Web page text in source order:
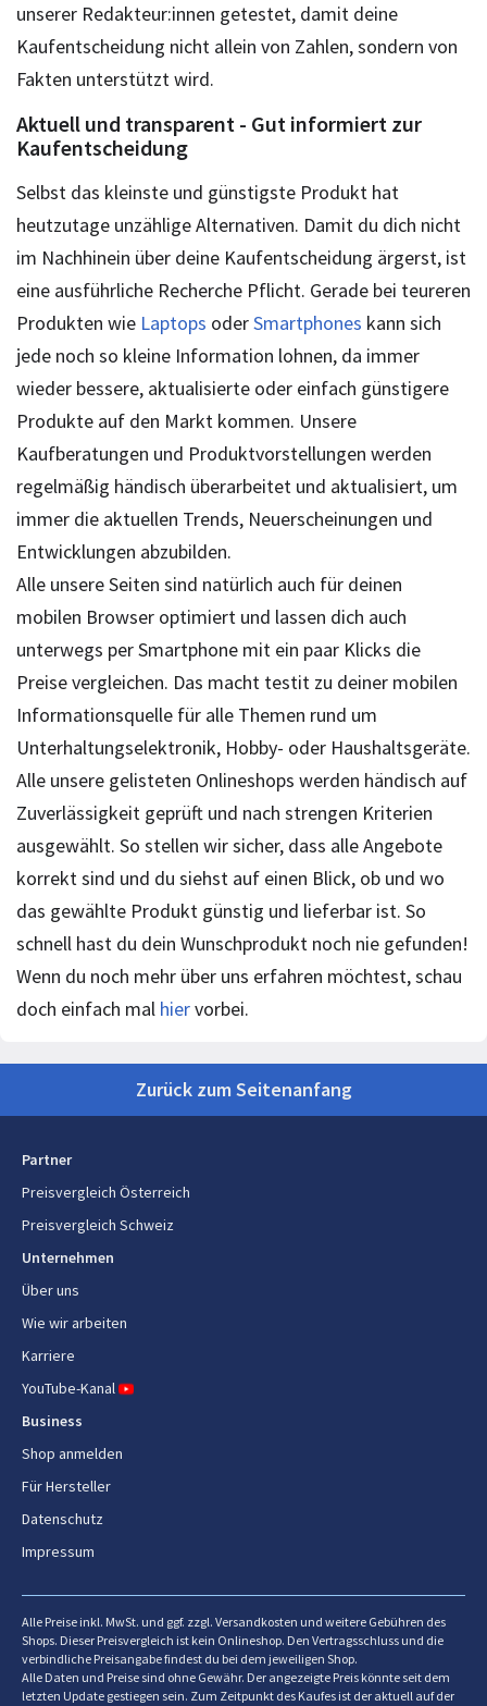
unserer Redakteur:innen getestet, damit deine
Kaufentscheidung nicht allein von Zahlen, sondern von
Fakten unterstützt wird.
Aktuell und transparent - Gut informiert zur
Kaufentscheidung
Selbst das kleinste und günstigste Produkt hat
heutzutage unzählige Alternativen. Damit du dich nicht
im Nachhinein über deine Kaufentscheidung ärgerst, ist
eine ausführliche Recherche Pflicht. Gerade bei teureren
Produkten wie Laptops oderSmartphones kann sich
jede noch so kleine Information lohnen, da immer
wieder bessere, aktualisierte oder einfach günstigere
Produkte auf den Markt kommen. Unsere
Kaufberatungen und Produktvorstellungen werden
regelmäßig händisch überarbeitet und aktualisiert, um
immer die aktuellen Trends, Neuerscheinungen und
Entwicklungen abzubilden.
Alle unsere Seiten sind natürlich auch für deinen
mobilen Browser optimiert und lassen dich auch
unterwegs per Smartphone mit ein paar Klicks die
Preise vergleichen. Das macht testit zu deiner mobilen
Informationsquelle für alle Themen rund um
Unterhaltungselektronik, Hobby- oder Haushaltsgeräte.
Alle unsere gelisteten Onlineshops werden händisch auf
Zuverlässigkeit geprüft und nach strengen Kriterien
ausgewählt. So stellen wir sicher, dass alle Angebote
korrekt sind und du siehst auf einen Blick, ob und wo
das gewählte Produkt günstig und lieferbar ist. So
schnell hast du dein Wunschprodukt noch nie gefunden!
Wenn du noch mehr über uns erfahren möchtest, schau
doch einfach mal hiervorbei.
Zurück zum Seitenanfang
Partner
Preisvergleich Österreich
Preisvergleich Schweiz
Unternehmen
Über uns
Wie wir arbeiten
Karriere
YouTube-Kanal
Business
Shop anmelden
Für Hersteller
Datenschutz
Impressum
Alle Preise inkl. MwSt. und ggf. zzgl. Versandkosten und weitere Gebühren des
Shops. Dieser Preisvergleich ist kein Onlineshop. Den Vertragsschluss und die
verbindliche Preisangabe findest du bei dem jeweiligen Shop.
Alle Daten und Preise sind ohne Gewähr. Der angezeigte Preis könnte seit dem
letzten Update gestiegen sein. Zum Zeitpunkt des Kaufes ist der aktuell auf der